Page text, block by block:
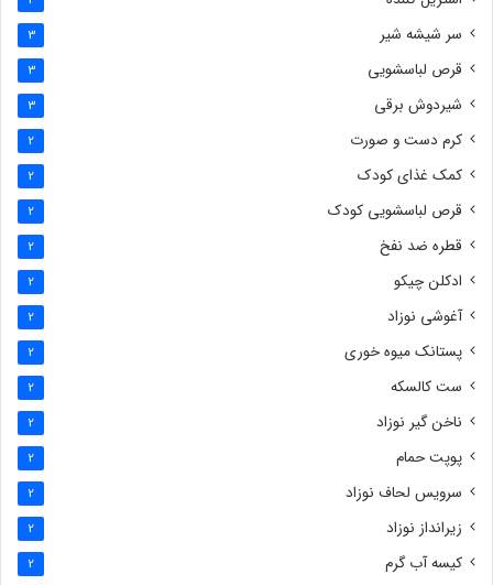
سر شیشه شیر 3
قرص لباسشویی 3
شیردوش برقی 3
کرم دست و صورت 2
کمک غذای کودک 2
قرص لباسشویی کودک 2
قطره ضد نفخ 2
ادکلن چیکو 2
آغوشی نوزاد 2
پستانک میوه خوری 2
ست کالسکه 2
ناخن گیر نوزاد 2
پوپت حمام 2
سرویس لحاف نوزاد 2
زیرانداز نوزاد 2
کیسه آب گرم 2